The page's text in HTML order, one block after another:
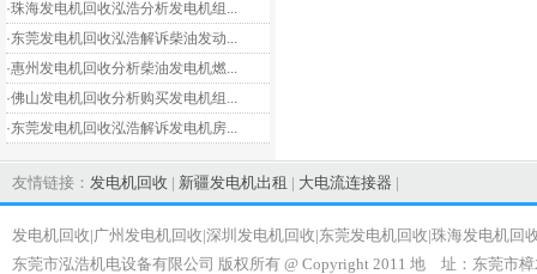
·珠海发电机回收泓浩分析发电机组...
·东莞发电机回收泓浩解诉柴油发动...
·惠州发电机回收分析柴油发电机燃...
·佛山发电机回收分析购买发电机组...
·东莞发电机回收泓浩解诉发电机房...
友情链接： 发电机回收 | 新疆发电机出租 | 大电流连接器 |
发电机回收|广州发电机回收|深圳发电机回收|东莞发电机回收|珠海发电机回
东莞市泓浩机电设备有限公司 版权所有 @ Copyright 2011 地 址：东莞市